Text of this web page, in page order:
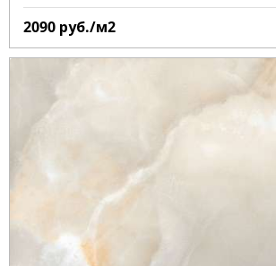
2090 руб./м2